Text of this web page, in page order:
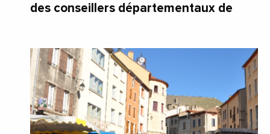
des conseillers départementaux de